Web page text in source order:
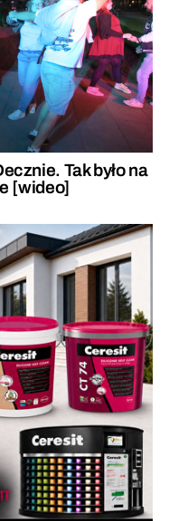
Tak było na
[wideo]